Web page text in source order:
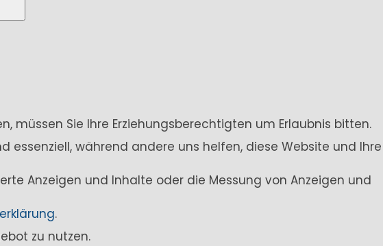
müssen Sie Ihre Erziehungsberechtigten um Erlaubnis bitten.
essenziell, während andere uns helfen, diese Website und Ihre
Anzeigen und Inhalte oder die Messung von Anzeigen und
.
zu nutzen.